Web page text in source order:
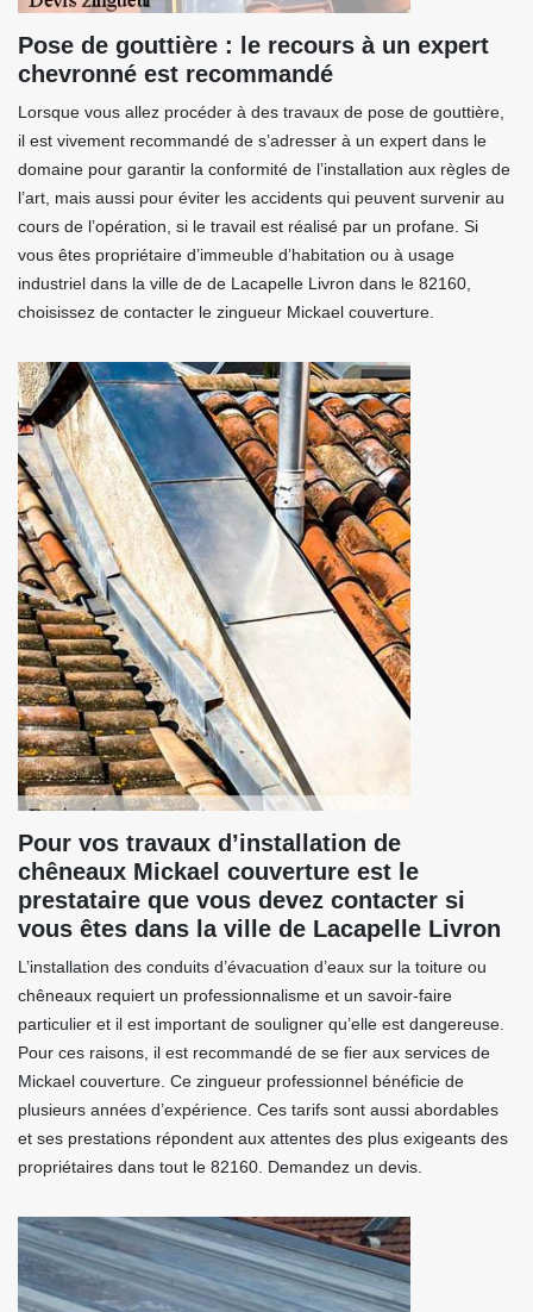
Pose de gouttière : le recours à un expert
chevronné est recommandé
Lorsque vous allez procéder à des travaux de pose de gouttière,
il est vivement recommandé de s’adresser à un expert dans le
domaine pour garantir la conformité de l’installation aux règles de
l’art, mais aussi pour éviter les accidents qui peuvent survenir au
cours de l’opération, si le travail est réalisé par un profane. Si
vous êtes propriétaire d’immeuble d’habitation ou à usage
industriel dans la ville de de Lacapelle Livron dans le 82160,
choisissez de contacter le zingueur Mickael couverture.
Pour vos travaux d’installation de
chêneaux Mickael couverture est le
prestataire que vous devez contacter si
vous êtes dans la ville de Lacapelle Livron
L’installation des conduits d’évacuation d’eaux sur la toiture ou
chêneaux requiert un professionnalisme et un savoir-faire
particulier et il est important de souligner qu’elle est dangereuse.
Pour ces raisons, il est recommandé de se fier aux services de
Mickael couverture. Ce zingueur professionnel bénéficie de
plusieurs années d’expérience. Ces tarifs sont aussi abordables
et ses prestations répondent aux attentes des plus exigeants des
propriétaires dans tout le 82160. Demandez un devis.